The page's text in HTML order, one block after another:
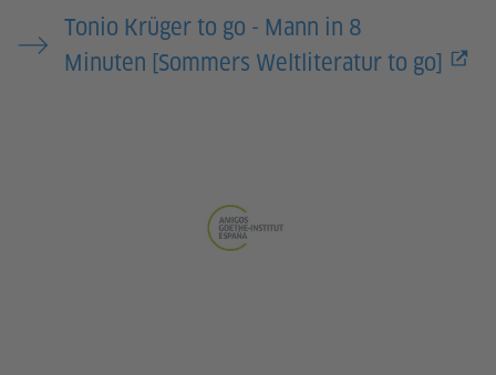
Tonio Krüger to go - Mann in 8
Minuten [Sommers Weltliteratur to go]